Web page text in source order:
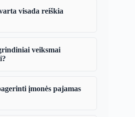
visada reiškia
veiksmai
įmonės pajamas